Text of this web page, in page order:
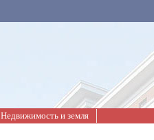
Недвижимость и земля